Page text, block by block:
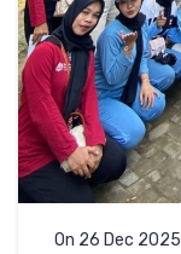
On 26 Dec 2025